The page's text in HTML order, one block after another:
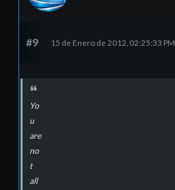
#9 15 de Enero de 2012, 02:25:33 PM
Yo
u
are
no
t
all